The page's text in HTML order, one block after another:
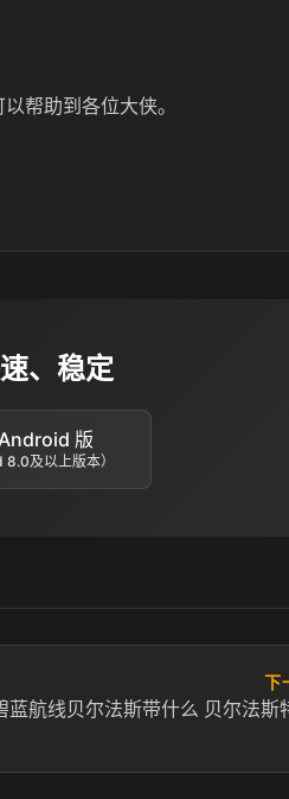
帮助到各位大侠。
、稳定
版
8.0及以上版本）
下
蓝航线贝尔法斯带什么 贝尔法斯